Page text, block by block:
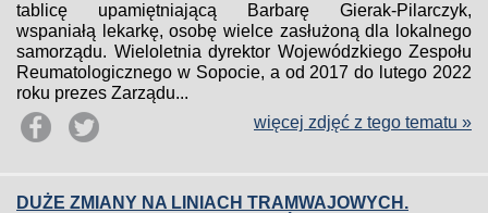
tablicę upamiętniającą Barbarę Gierak-Pilarczyk,
wspaniałą lekarkę, osobę wielce zasłużoną dla lokalnego
samorządu. Wieloletnia dyrektor Wojewódzkiego Zespołu
Reumatologicznego w Sopocie, a od 2017 do lutego 2022
roku prezes Zarządu...
więcej zdjęć z tego tematu »
DUŻE ZMIANY NA LINIACH TRAMWAJOWYCH.